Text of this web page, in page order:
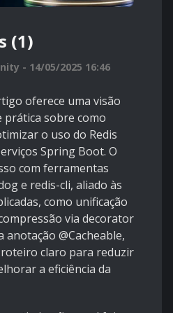
(1)
- 14/05/2025 16:46
oferece uma visão
prática sobre como
o uso do Redis
Spring Boot. O
com ferramentas
e redis-cli, aliado às
como unificação
via decorator
anotação @Cacheable,
claro para reduzir
a eficiência da